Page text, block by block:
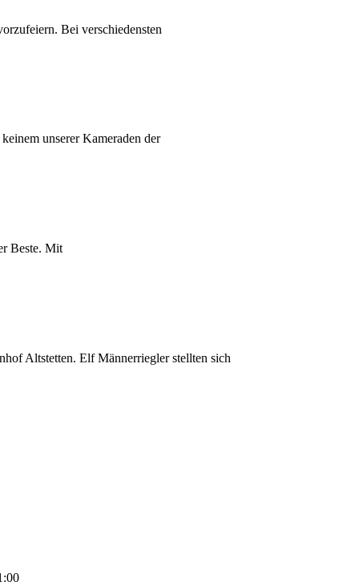
Bei verschiedensten
unserer Kameraden der
Beste. Mit
Altstetten. Elf Männerriegler stellten sich